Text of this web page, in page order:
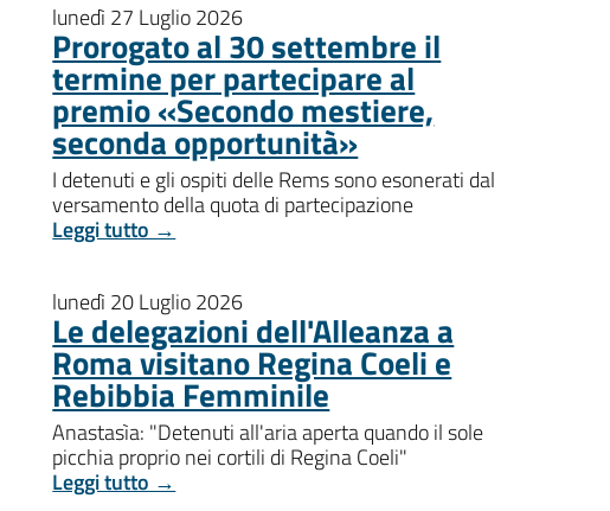
lunedì 27 Luglio 2026
Prorogato al 30 settembre il
termine per partecipare al
premio «Secondo mestiere,
seconda opportunità»
I detenuti e gli ospiti delle Rems sono esonerati dal
versamento della quota di partecipazione
Leggi tutto →
lunedì 20 Luglio 2026
Le delegazioni dell'Alleanza a
Roma visitano Regina Coeli e
Rebibbia Femminile
Anastasìa: "Detenuti all'aria aperta quando il sole
picchia proprio nei cortili di Regina Coeli"
Leggi tutto →